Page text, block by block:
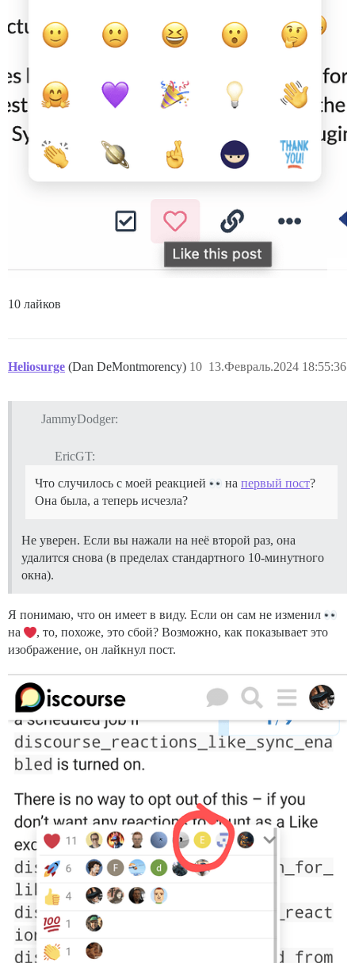
10 лайков
Heliosurge (Dan DeMontmorency) 13.Февраль.2024 18:55:36
10
JammyDodger:
EricGT:
Что случилось с моей реакцией
на первый пост?
Она была, а теперь исчезла?
Не уверен. Если вы нажали на неё второй раз, она
удалится снова (в пределах стандартного 10-минутного
окна).
Я понимаю, что он имеет в виду. Если он сам не изменил
на
, то, похоже, это сбой? Возможно, как показывает это
изображение, он лайкнул пост.